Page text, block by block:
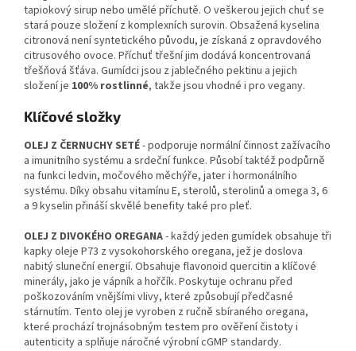
tapiokový sirup nebo umělé příchutě. O veškerou jejich chuť se
stará pouze složení z komplexních surovin. Obsažená kyselina
citronová není syntetického původu, je získaná z opravdového
citrusového ovoce. Příchuť třešní jim dodává koncentrovaná
třešňová šťáva. Gumídci jsou z jablečného pektinu a jejich
složení je 100% rostlinné, takže jsou vhodné i pro vegany.
Klíčové složky
OLEJ Z ČERNUCHY SETÉ- podporuje normální činnost zažívacího
a imunitního systému a srdeční funkce. Působí taktéž podpůrně
na funkci ledvin, močového měchýře, jater i hormonálního
systému. Díky obsahu vitamínu E, sterolů, sterolinů a omega 3, 6
a 9 kyselin přináší skvělé benefity také pro pleť.
OLEJ Z DIVOKÉHO OREGANA- každý jeden gumídek obsahuje tři
kapky oleje P73 z vysokohorského oregana, jež je doslova
nabitý sluneční energií. Obsahuje flavonoid quercitin a klíčové
minerály, jako je vápník a hořčík. Poskytuje ochranu před
poškozováním vnějšími vlivy, které způsobují předčasné
stárnutím. Tento olej je vyroben z ručně sbíraného oregana,
které prochází trojnásobným testem pro ověření čistoty i
autenticity a splňuje náročné výrobnícGMP standardy.